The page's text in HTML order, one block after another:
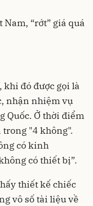
“rớt” giá quá
khi đó được gọi là
nhận nhiệm vụ
Quốc. Ở thời điểm
trong "4 không".
có kinh
có thiết bị”.
thiết kế chiếc
vô số tài liệu về